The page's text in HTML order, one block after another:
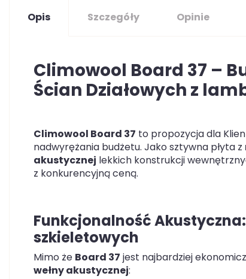
Opis Szczegóły Opinie
Climowool Board 37 –
Ścian Działowych z
Climowool Board 37 to propozycja dla
nadwyrężania budżetu. Jako sztywna płyta z
akustycznej lekkich konstrukcji
z konkurencyjną ceną.
Funkcjonalność
szkieletowych
Mimo że Board 37 jest najbardziej
wełny akustycznej: